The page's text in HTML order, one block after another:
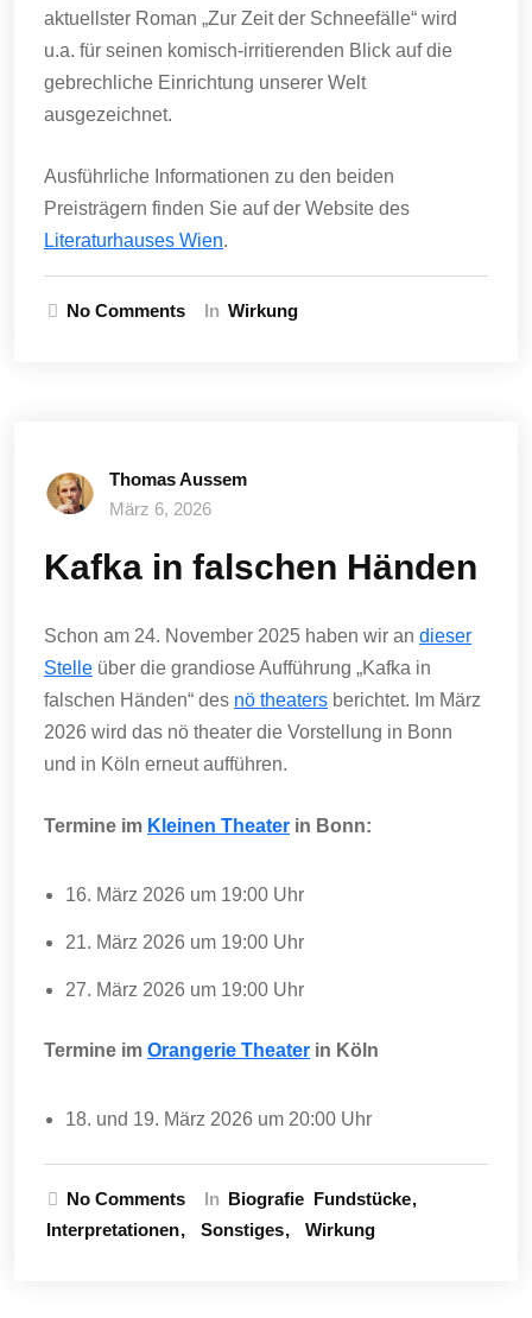
aktuellster Roman „Zur Zeit der Schneefälle“ wird
u.a. für seinen komisch-irritierenden Blick auf die
gebrechliche Einrichtung unserer Welt
ausgezeichnet.
Ausführliche Informationen zu den beiden
Preisträgern finden Sie auf der Website des
Literaturhauses Wien.
No Comments In Wirkung
Thomas Aussem
März 6, 2026
Kafka in falschen Händen
Schon am 24. November 2025 haben wir an dieser
Stelle über die grandiose Aufführung „Kafka in
falschen Händen“ des nö theaters berichtet. Im März
2026 wird das nö theater die Vorstellung in Bonn
und in Köln erneut aufführen.
Termine im Kleinen Theater in Bonn:
16. März 2026 um 19:00 Uhr
21. März 2026 um 19:00 Uhr
27. März 2026 um 19:00 Uhr
Termine im Orangerie Theater in Köln
18. und 19. März 2026 um 20:00 Uhr
No Comments In Biografie Fundstücke
Interpretationen
Sonstiges Wirkung